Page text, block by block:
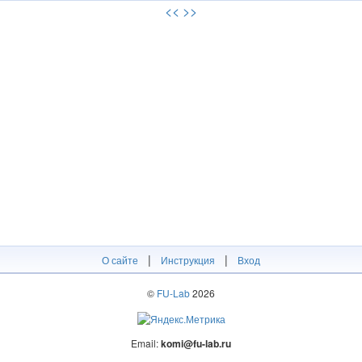
<< >>
О сайте | Инструкция | Вход
© FU-Lab2026
Email:komi@fu-lab.ru